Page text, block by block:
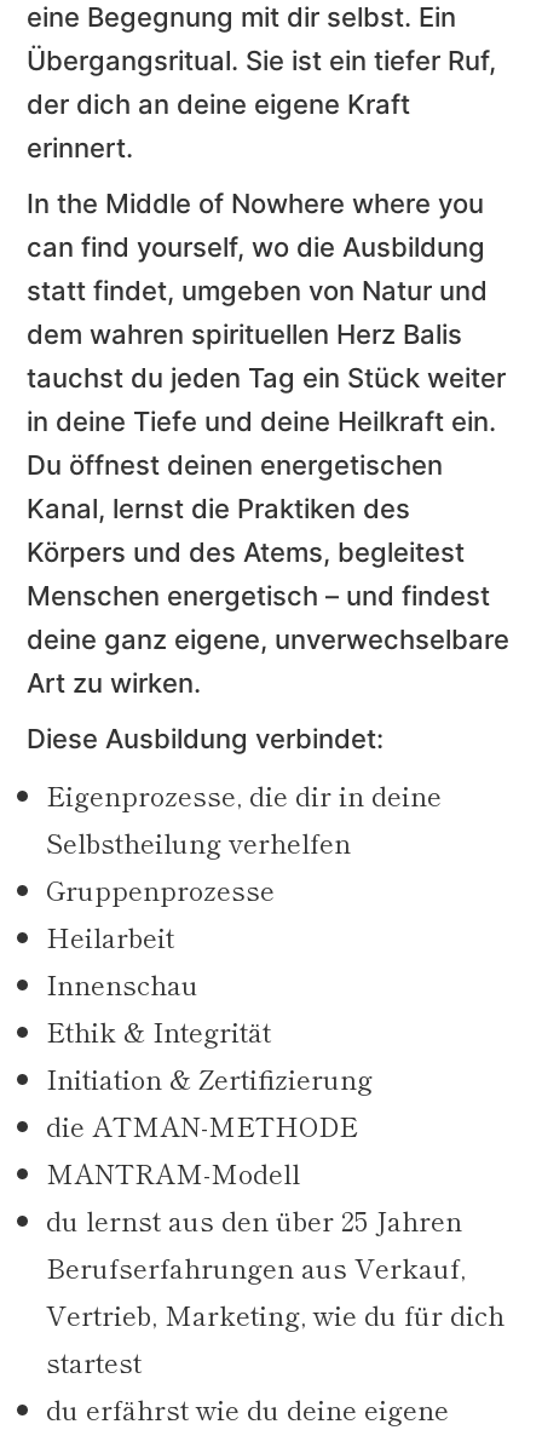
eine Begegnung mit dir selbst. Ein
Übergangsritual. Sie ist ein tiefer Ruf,
der dich an deine eigene Kraft
erinnert.
In the Middle of Nowhere where you
can find yourself, wo die Ausbildung
statt findet, umgeben von Natur und
dem wahren spirituellen Herz Balis
tauchst du jeden Tag ein Stück weiter
in deine Tiefe und deine Heilkraft ein.
Du öffnest deinen energetischen
Kanal, lernst die Praktiken des
Körpers und des Atems, begleitest
Menschen energetisch – und findest
deine ganz eigene, unverwechselbare
Art zu wirken.
Diese Ausbildung verbindet:
Eigenprozesse, die dir in deine
Selbstheilung verhelfen
Gruppenprozesse
Heilarbeit
Innenschau
Ethik & Integrität
Initiation & Zertifizierung
die ATMAN-METHODE
MANTRAM-Modell
du lernst aus den über 25 Jahren
Berufserfahrungen aus Verkauf,
Vertrieb, Marketing, wie du für dich
startest
du erfährst wie du deine eigene